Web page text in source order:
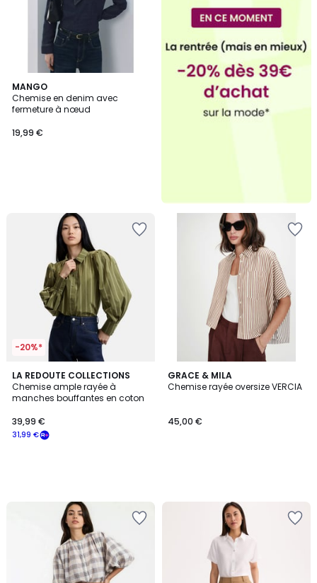
MANGO
Chemise en denim avec
fermeture à nœud
19,99 €
-20%*
LA REDOUTE COLLECTIONS
Chemise ample rayée à
manches bouffantes en coton
31,99 €
39,99 €
GRACE & MILA
Chemise rayée oversize VERCIA
45,00 €